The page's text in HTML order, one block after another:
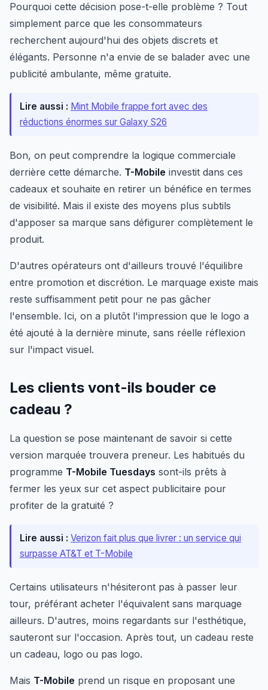
Pourquoi cette décision pose-t-elle problème ? Tout
simplement parce que les consommateurs
recherchent aujourd'hui des objets discrets et
élégants. Personne n'a envie de se balader avec une
publicité ambulante, même gratuite.
Lire aussi : Mint Mobile frappe fort avec des
réductions énormes sur Galaxy S26
Bon, on peut comprendre la logique commerciale
derrière cette démarche. T-Mobile investit dans ces
cadeaux et souhaite en retirer un bénéfice en termes
de visibilité. Mais il existe des moyens plus subtils
d'apposer sa marque sans défigurer complètement le
produit.
D'autres opérateurs ont d'ailleurs trouvé l'équilibre
entre promotion et discrétion. Le marquage existe mais
reste suffisamment petit pour ne pas gâcher
l'ensemble. Ici, on a plutôt l'impression que le logo a
été ajouté à la dernière minute, sans réelle réflexion
sur l'impact visuel.
Les clients vont-ils bouder ce
cadeau ?
La question se pose maintenant de savoir si cette
version marquée trouvera preneur. Les habitués du
programme T-Mobile Tuesdays sont-ils prêts à
fermer les yeux sur cet aspect publicitaire pour
profiter de la gratuité ?
Lire aussi : Verizon fait plus que livrer : un service qui
surpasse AT&T et T-Mobile
Certains utilisateurs n'hésiteront pas à passer leur
tour, préférant acheter l'équivalent sans marquage
ailleurs. D'autres, moins regardants sur l'esthétique,
sauteront sur l'occasion. Après tout, un cadeau reste
un cadeau, logo ou pas logo.
Mais T-Mobile prend un risque en proposant une